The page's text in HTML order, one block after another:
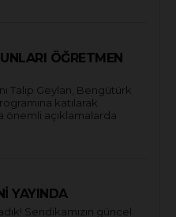
ÖĞRETMEN
Talip Geylan, Bengütürk
katılarak
önemli açıklamalarda
YAYINDA
Sendikamızın güncel